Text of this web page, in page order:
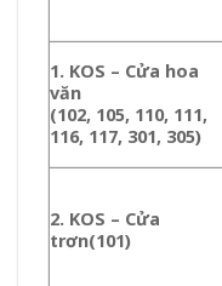
1. KOS – Cửa hoa
văn
(102, 105, 110, 111,
116, 117, 301, 305)
2. KOS – Cửa
trơn(101)